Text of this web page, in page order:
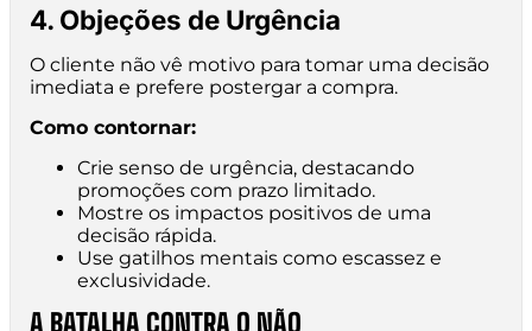
4. Objeções de Urgência
O cliente não vê motivo para tomar uma decisão
imediata e prefere postergar a compra.
Como contornar:
Crie senso de urgência, destacando
promoções com prazo limitado.
Mostre os impactos positivos de uma
decisão rápida.
Use gatilhos mentais como escassez e
exclusividade.
A BATALHA CONTRA O NÃO